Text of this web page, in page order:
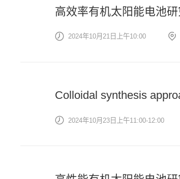
高效率有机太阳能电池研
2024年10月21日上午10:00
Colloidal synthesis
2024年10月23日上午11:00-12:00